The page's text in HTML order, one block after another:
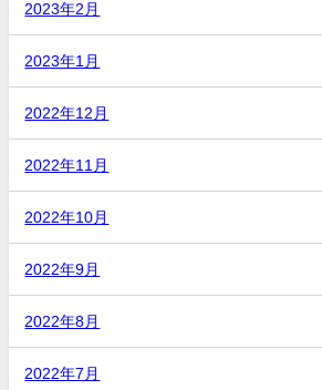
2023年2月
2023年1月
2022年12月
2022年11月
2022年10月
2022年9月
2022年8月
2022年7月